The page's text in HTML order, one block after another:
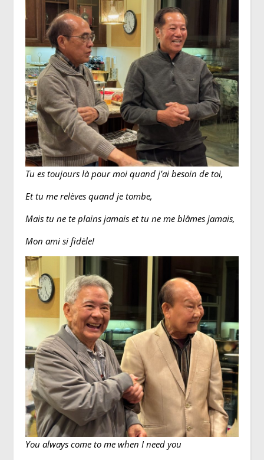
Tu es toujours là pour moi quand j’ai besoin de toi,
Et tu me relèves quand je tombe,
Mais tu ne te plains jamais et tu ne me blâmes jamais,
Mon ami si fidèle!
You always come to me when I need you